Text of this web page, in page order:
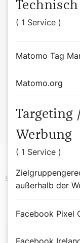
reicht von in der
bekannten, bis
oder
Von Bischofsstab
ISBN: 978-3-
Schlagwörter
( 1 Service )
Matomo Tag
Matomo.org
Targeting
Werbung
( 1 Service )
außerhalb der
Facebook Pixel
Facebook